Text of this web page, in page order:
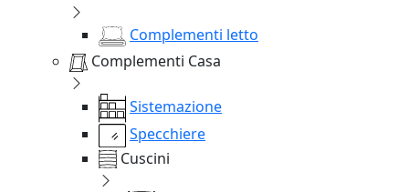
Complementi letto
Complementi Casa
Sistemazione
Specchiere
Cuscini